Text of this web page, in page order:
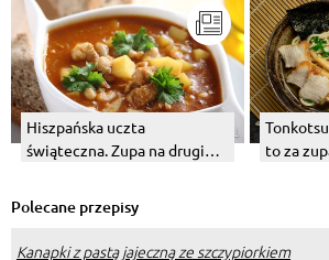
Hiszpańska uczta
świąteczna. Zupa na drugi
to za
Polecane przepisy
Kanapki z pastą jajeczną ze szczypiorkiem